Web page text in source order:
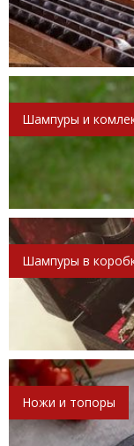
Шампуры и
Шампуры в
Ножи и топоры